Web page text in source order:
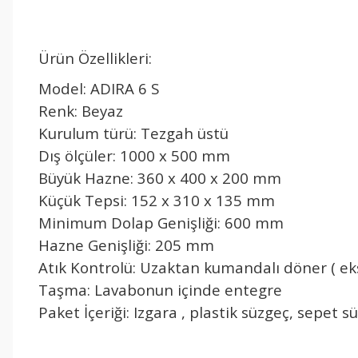
Ürün Özellikleri:
Model: ADIRA 6 S
Renk: Beyaz
Kurulum türü: Tezgah üstü
Dış ölçüler: 1000 x 500 mm
Büyük Hazne: 360 x 400 x 200 mm
Küçük Tepsi: 152 x 310 x 135 mm
Minimum Dolap Genişliği: 600 mm
Hazne Genişliği: 205 mm
Atık Kontrolü: Uzaktan kumandalı döner (
Taşma: Lavabonun içinde entegre
Paket İçeriği: Izgara , plastik süzgeç, sepet